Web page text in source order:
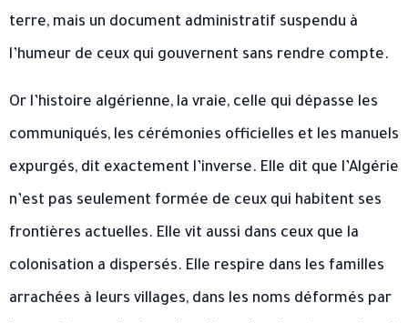
terre, mais un document administratif suspendu à
l’humeur de ceux qui gouvernent sans rendre compte.
Or l’histoire algérienne, la vraie, celle qui dépasse les
communiqués, les cérémonies officielles et les manuels
expurgés, dit exactement l’inverse. Elle dit que l’Algérie
n’est pas seulement formée de ceux qui habitent ses
frontières actuelles. Elle vit aussi dans ceux que la
colonisation a dispersés. Elle respire dans les familles
arrachées à leurs villages, dans les noms déformés par